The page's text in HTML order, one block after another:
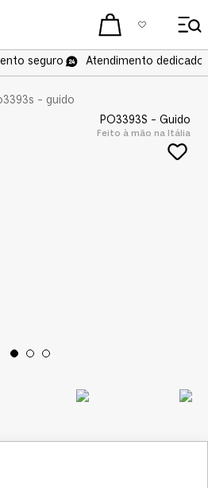
seguro Atendimento dedicado
- guido
PO3393S - Guido
Feito à mão na Itália